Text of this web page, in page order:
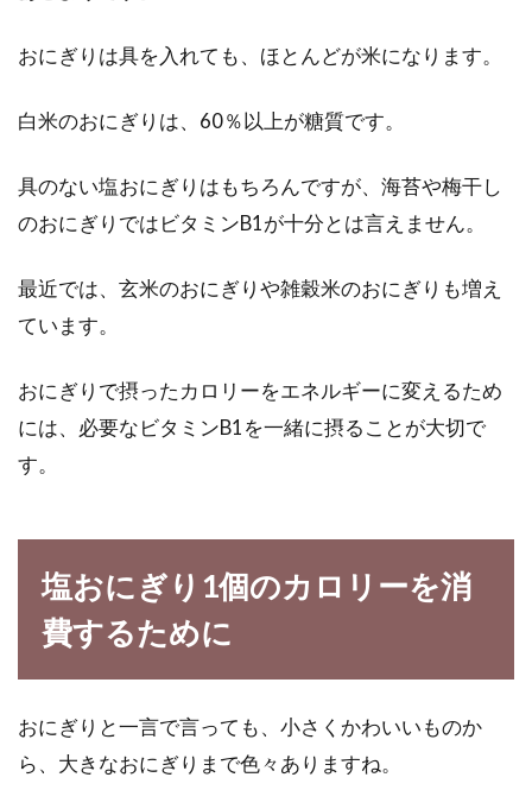
溜めない方法とは？
ダイエットに取り組んでいる方の中には、ダイ
ないでし...
カロリー計算のやり方を知って正し
健康のためには少しぐらい太っていた方がよい
と、よく聞きますよね。しかし、そのさじ加減
と朝食の正しい摂り方とは
すいってご...
おにぎりは具を入れても、ほとんどが米になります。
白米のおにぎりは、60％以上が糖質です。
具のない塩おにぎりはもちろんですが、海苔や梅干し
のおにぎりではビタミンB1が十分とは言えません。
最近では、玄米のおにぎりや雑穀米のおにぎりも増え
ています。
おにぎりで摂ったカロリーをエネルギーに変えるため
には、必要なビタミンB1を一緒に摂ることが大切で
す。
塩おにぎり1個のカロリーを消
費するために
おにぎりと一言で言っても、小さくかわいいものか
ら、大きなおにぎりまで色々ありますね。